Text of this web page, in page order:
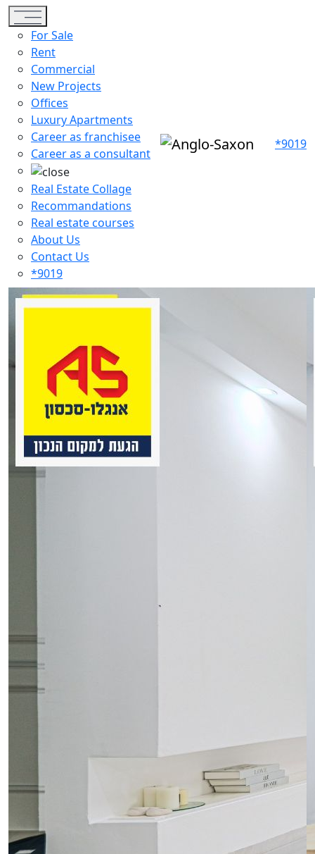
Toggle navigation
For Sale
Rent
Commercial
New Projects
Offices
Luxury Apartments
Career as franchisee
Career as a consultant
Real Estate Collage
Recommandations
Real estate courses
About Us
Contact Us
*9019
*9019